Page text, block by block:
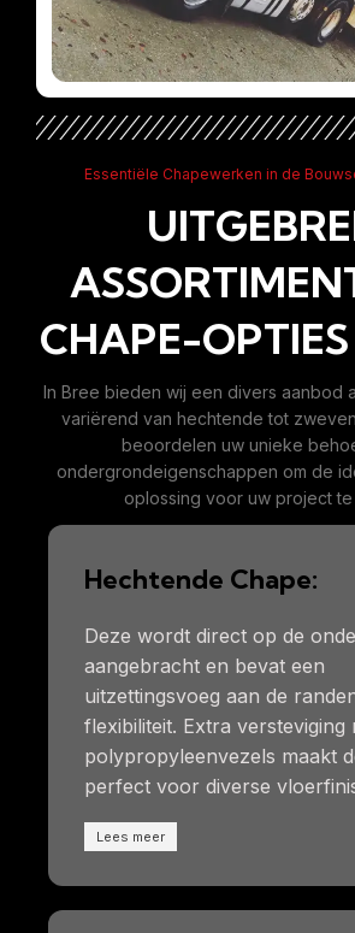
Essentiële Chapewerken in de
CHAPE-
In Bree bieden wij een divers aanbod
variërend van hechtende tot
beoordelen uw unieke
ondergrondeigenschappen om de
oplossing voor uw project te
Hechtende Chape:
Deze wordt direct op de
aangebracht en bevat een
uitzettingsvoeg aan de
flexibiliteit. Extra versteviging
polypropyleenvezels maakt
perfect voor diverse
Lees meer